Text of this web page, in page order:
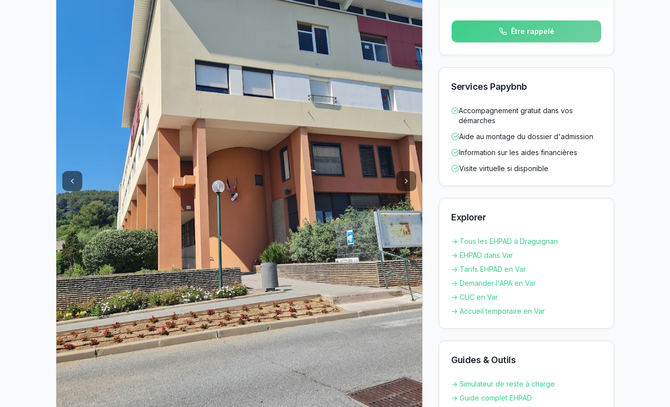
Être rappelé
Services Papybnb
Accompagnement gratuit dans vos
démarches
Aide au montage du dossier d'admission
Information sur les aides financières
Visite virtuelle si disponible
Explorer
→ Tous les EHPAD à Draguignan
→ EHPAD dans Var
→ Tarifs EHPAD en Var
→ Demander l'APA en Var
→ CLIC en Var
→ Accueil temporaire en Var
Guides & Outils
→ Simulateur de reste à charge
→ Guide complet EHPAD